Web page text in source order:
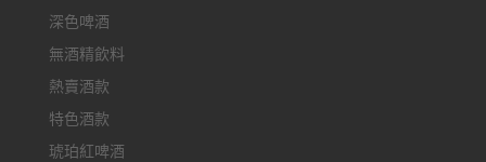
深色啤酒
無酒精飲料
熱賣酒款
特色酒款
琥珀紅啤酒